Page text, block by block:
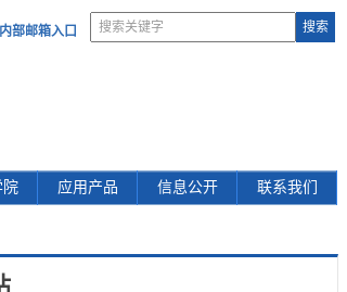
部邮箱入口
院 应用产品 信息公开 联系我们